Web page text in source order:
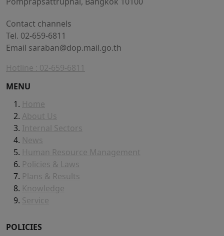
Contact channels
Tel. 02-659-6811
Email saraban@dop.mail.go.th
Hotline : 02-659-6811
MENU
Home
About Us
Internal Sectors
News
Human Resource Management
Policies & Laws
Plans & Results
Knowledge
Service
POLICIES